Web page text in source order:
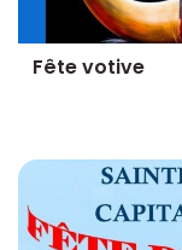
Fête votive